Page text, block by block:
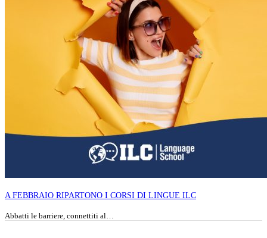
A FEBBRAIO RIPARTONO I CORSI DI LINGUE ILC
Abbatti le barriere, connettiti al…